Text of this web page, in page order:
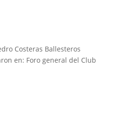
Costeras Ballesteros
en: Foro general del Club